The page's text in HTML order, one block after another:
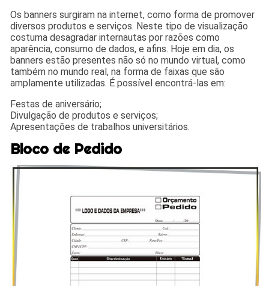
Os banners surgiram na internet, como forma de promover
diversos produtos e serviços. Neste tipo de visualização
costuma desagradar internautas por razões como
aparência, consumo de dados, e afins. Hoje em dia, os
banners estão presentes não só no mundo virtual, como
também no mundo real, na forma de faixas que são
amplamente utilizadas. É possível encontrá-las em:
Festas de aniversário;
Divulgação de produtos e serviços;
Apresentações de trabalhos universitários.
Bloco de Pedido